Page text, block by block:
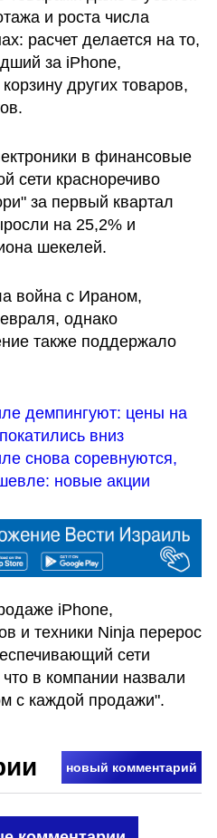
и роста числа
расчет делается на то,
за iPhone,
других товаров,
в финансовые
сети красноречиво
за первый квартал
на 25,2% и
шекелей.
война с Ираном,
однако
также поддержало
демпингуют: цены на
вниз
снова соревнуются,
новые акции
iPhone,
и техники Ninja перерос
сети
в компании назвали
с каждой продажи".
новый комментарий